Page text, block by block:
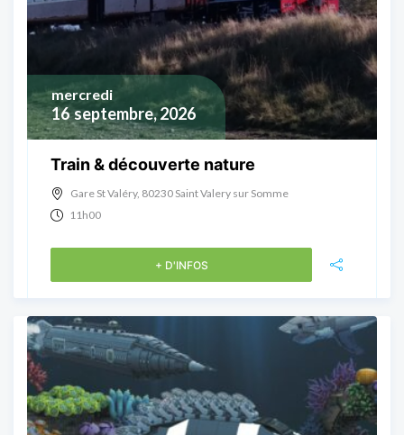
16 septembre, 2026
mercredi
Train & découverte nature
Gare St Valéry, 80230 Saint Valery sur Somme
11h00
+ D'INFOS